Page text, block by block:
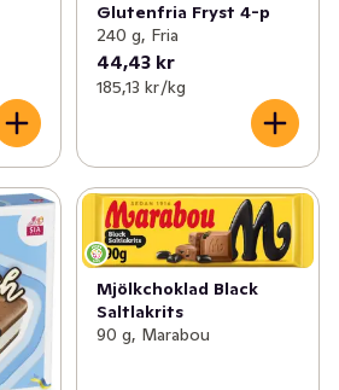
Glutenfria Fryst 4-p
240 g, Fria
44,43 kr
185,13 kr /kg
Mjölkchoklad Black
Saltlakrits
90 g, Marabou